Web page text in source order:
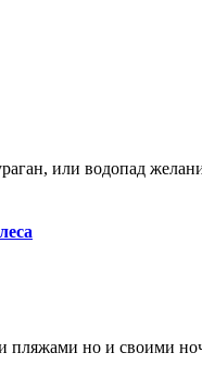
или водопад
пляжами но и своими